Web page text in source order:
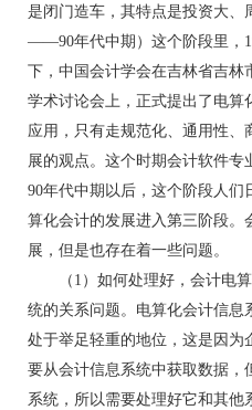
是闭门造车，其特点是投资大、
——90年代中期）这个阶段里，
下，中国会计学会在吉林省吉林
学术讨论会上，正式提出了电算
应用，只有走规范化、通用性
展的观点。这个时期会计软件专
90年代中期以后，这个阶段人
算化会计的发展进入第三阶段。
展，但是也存在着一些问题。
（1）如何处理好，会计电算
统的关系问题。电算化会计信息
处于举足轻重的地位，这是因为
要从会计信息系统中获取数据，
系统，所以需要处理好它和其他